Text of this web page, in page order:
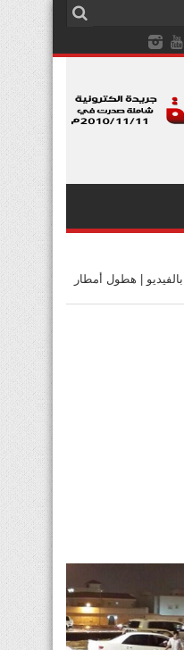
بالفيديو | هطول أمطار